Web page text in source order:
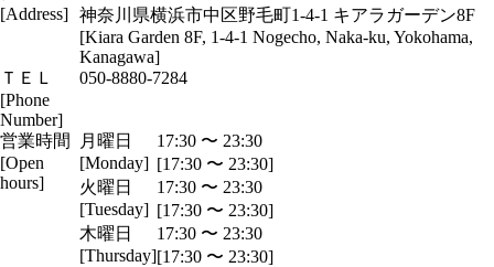
[Address] 神奈川県横浜市中区野毛町1-4-1 キアラガーデン8F
[Kiara Garden 8F, 1-4-1 Nogecho, Naka-ku, Yokohama,
Kanagawa]
ＴＥＬ
[Phone
Number]
050-8880-7284
営業時間
[Open
hours]
月曜日
[Monday]
17:30 〜 23:30
[17:30 〜 23:30]
火曜日
[Tuesday]
17:30 〜 23:30
[17:30 〜 23:30]
木曜日
[Thursday]
17:30 〜 23:30
[17:30 〜 23:30]